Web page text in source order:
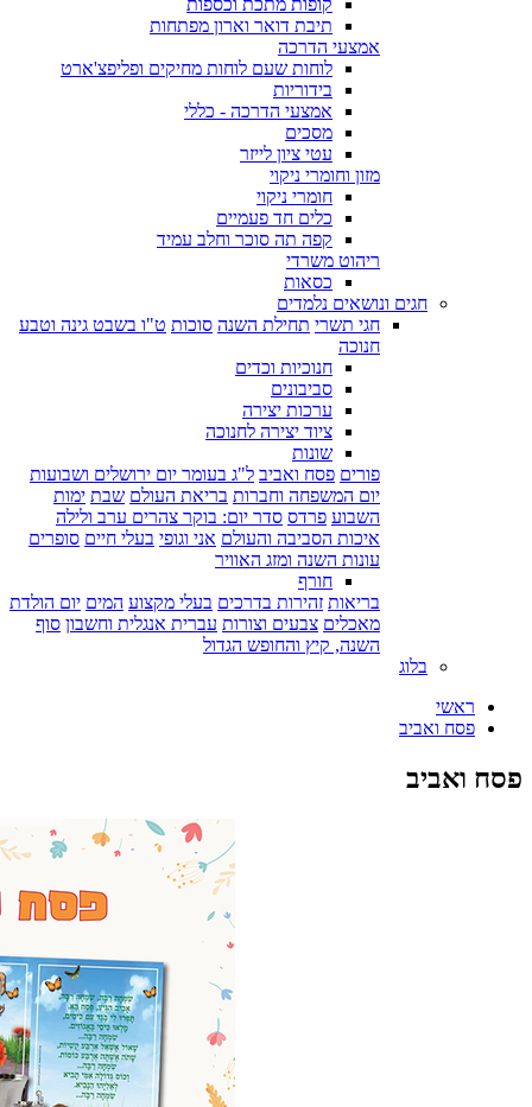
קופות מתכת וכספות
תיבת דואר וארון מפתחות
אמצעי הדרכה
לוחות שעם לוחות מחיקים ופליפצ'ארט
בידוריות
אמצעי הדרכה - כללי
מסכים
עטי ציון לייזר
מזון וחומרי ניקוי
חומרי ניקוי
כלים חד פעמיים
קפה תה סוכר וחלב עמיד
ריהוט משרדי
כסאות
חגים ונושאים נלמדים
חגי תשרי תחילת השנה סוכות ט"ו בשבט גינה וטבע
חנוכה
חנוכיות וכדים
סביבונים
ערכות יצירה
ציוד יצירה לחנוכה
שונות
פורים פסח ואביב ל"ג בעומר יום ירושלים ושבועות
יום המשפחה וחברות בריאת העולם שבת ימות
השבוע פרדס סדר יום: בוקר צהרים ערב ולילה
איכות הסביבה והעולם אני וגופי בעלי חיים סופרים
עונות השנה ומזג האוויר
חורף
בריאות זהירות בדרכים בעלי מקצוע המים יום הולדת
מאכלים צבעים וצורות עברית אנגלית וחשבון סוף
השנה, קיץ והחופש הגדול
בלוג
ראשי
פסח ואביב
פסח ואביב